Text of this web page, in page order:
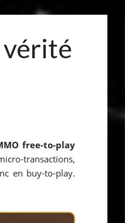
free-to-play
transactions,
en buy-to-play.